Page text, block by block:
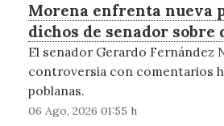
Morena enfrenta nueva
dichos de senador sobre
El senador Gerardo Fernández
controversia con comentarios
poblanas.
06 Ago, 2026 01:55 h